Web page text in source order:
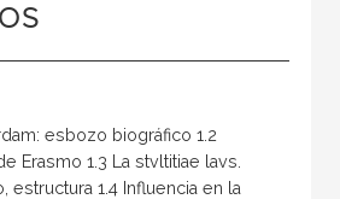
esbozo biográfico 1.2
Erasmo 1.3 La stvltitiae lavs.
estructura 1.4 Influencia en la